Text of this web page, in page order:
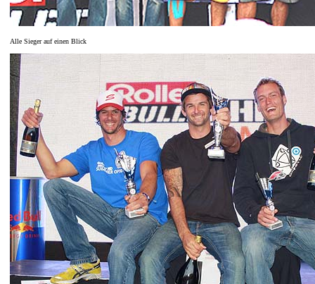
Alle Sieger auf einen Blick